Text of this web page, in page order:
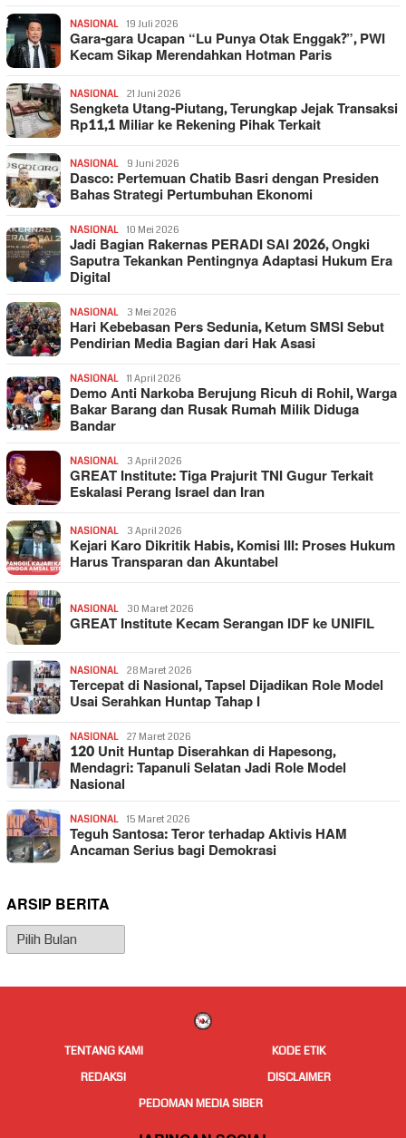
NASIONAL 19 Juli 2026
Gara-gara Ucapan “Lu Punya Otak Enggak?”, PWI
Kecam Sikap Merendahkan Hotman Paris
NASIONAL 21 Juni 2026
Sengketa Utang-Piutang, Terungkap Jejak Transaksi
Rp11,1 Miliar ke Rekening Pihak Terkait
NASIONAL 9 Juni 2026
Dasco: Pertemuan Chatib Basri dengan Presiden
Bahas Strategi Pertumbuhan Ekonomi
NASIONAL 10 Mei 2026
Jadi Bagian Rakernas PERADI SAI 2026, Ongki
Saputra Tekankan Pentingnya Adaptasi Hukum Era
Digital
NASIONAL 3 Mei 2026
Hari Kebebasan Pers Sedunia, Ketum SMSI Sebut
Pendirian Media Bagian dari Hak Asasi
NASIONAL 11 April 2026
Demo Anti Narkoba Berujung Ricuh di Rohil, Warga
Bakar Barang dan Rusak Rumah Milik Diduga
Bandar
NASIONAL 3 April 2026
GREAT Institute: Tiga Prajurit TNI Gugur Terkait
Eskalasi Perang Israel dan Iran
NASIONAL 3 April 2026
Kejari Karo Dikritik Habis, Komisi III: Proses Hukum
Harus Transparan dan Akuntabel
NASIONAL 30 Maret 2026
GREAT Institute Kecam Serangan IDF ke UNIFIL
NASIONAL 28 Maret 2026
Tercepat di Nasional, Tapsel Dijadikan Role Model
Usai Serahkan Huntap Tahap I
NASIONAL 27 Maret 2026
120 Unit Huntap Diserahkan di Hapesong,
Mendagri: Tapanuli Selatan Jadi Role Model
Nasional
NASIONAL 15 Maret 2026
Teguh Santosa: Teror terhadap Aktivis HAM
Ancaman Serius bagi Demokrasi
ARSIP BERITA
Arsip
Berita
TENTANG KAMI
KODE ETIK
REDAKSI
DISCLAIMER
PEDOMAN MEDIA SIBER